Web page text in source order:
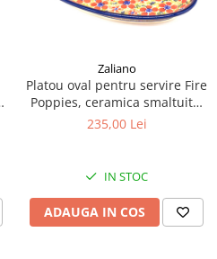
Zaliano
Platou oval pentru servire Fire
Poppies, ceramica smaltuita,
pictat manual, 15,7 x 27,0 cm
235,00 Lei
IN STOC
ADAUGA IN COS